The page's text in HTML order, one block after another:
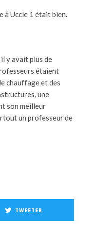
à Uccle 1 était bien.
y avait plus de
étaient
chauffage et des
une
son meilleur
un professeur de
TWEETER